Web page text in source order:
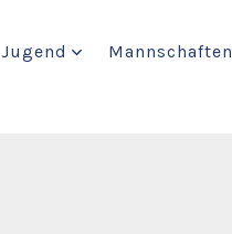
Jugend Mannschaften